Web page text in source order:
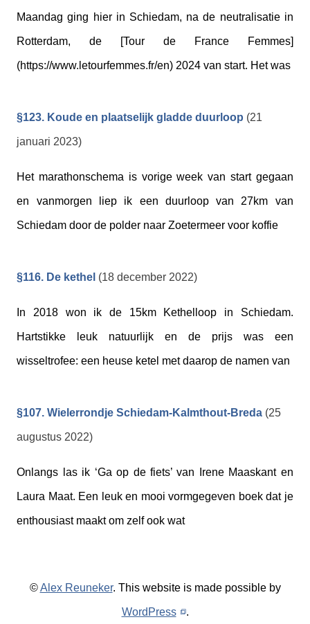
Maandag ging hier in Schiedam, na de neutralisatie in
Rotterdam, de [Tour de France Femmes]
(https://www.letourfemmes.fr/en) 2024 van start. Het was
§123. Koude en plaatselijk gladde duurloop (21
januari 2023)
Het marathonschema is vorige week van start gegaan
en vanmorgen liep ik een duurloop van 27km van
Schiedam door de polder naar Zoetermeer voor koffie
§116. De kethel (18 december 2022)
In 2018 won ik de 15km Kethelloop in Schiedam.
Hartstikke leuk natuurlijk en de prijs was een
wisseltrofee: een heuse ketel met daarop de namen van
§107. Wielerrondje Schiedam-Kalmthout-Breda (25
augustus 2022)
Onlangs las ik ‘Ga op de fiets’ van Irene Maaskant en
Laura Maat. Een leuk en mooi vormgegeven boek dat je
enthousiast maakt om zelf ook wat
©Alex Reuneker. This website is made possible by
WordPress .